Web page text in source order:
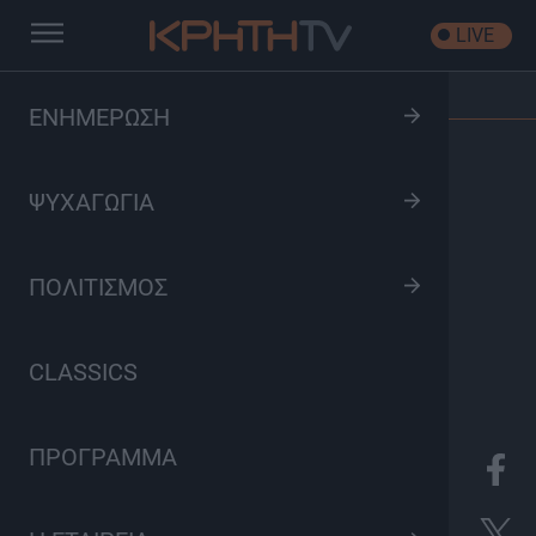
ΕΝΗΜΕΡΩΣΗ
ΨΥΧΑΓΩΓΙΑ
ΠΟΛΙΤΙΣΜΟΣ
CLASSICS
ΠΡΟΓΡΑΜΜΑ
LIVE
8 Ενημέρωση